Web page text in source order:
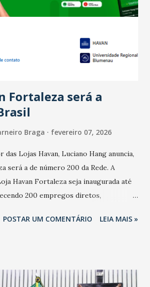
operaram com lucro e outros 40%
financeiro. Já o percentual de
prejuízo ficou em 19%, pouco abaixo
anterior. Outros 1% não existiam em
a outubro, o faturamento também
Fortaleza será a
Braga fevereiro 07, 2026
das Lojas Havan, Luciano Hang anuncia,
será a de número 200 da Rede. A
Havan Fortaleza seja inaugurada até
200 empregos diretos,
não foi anunciada oficialmente, mas
POSTAR UM COMENTÁRIO LEIA MAIS »